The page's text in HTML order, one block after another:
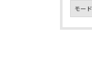
モード